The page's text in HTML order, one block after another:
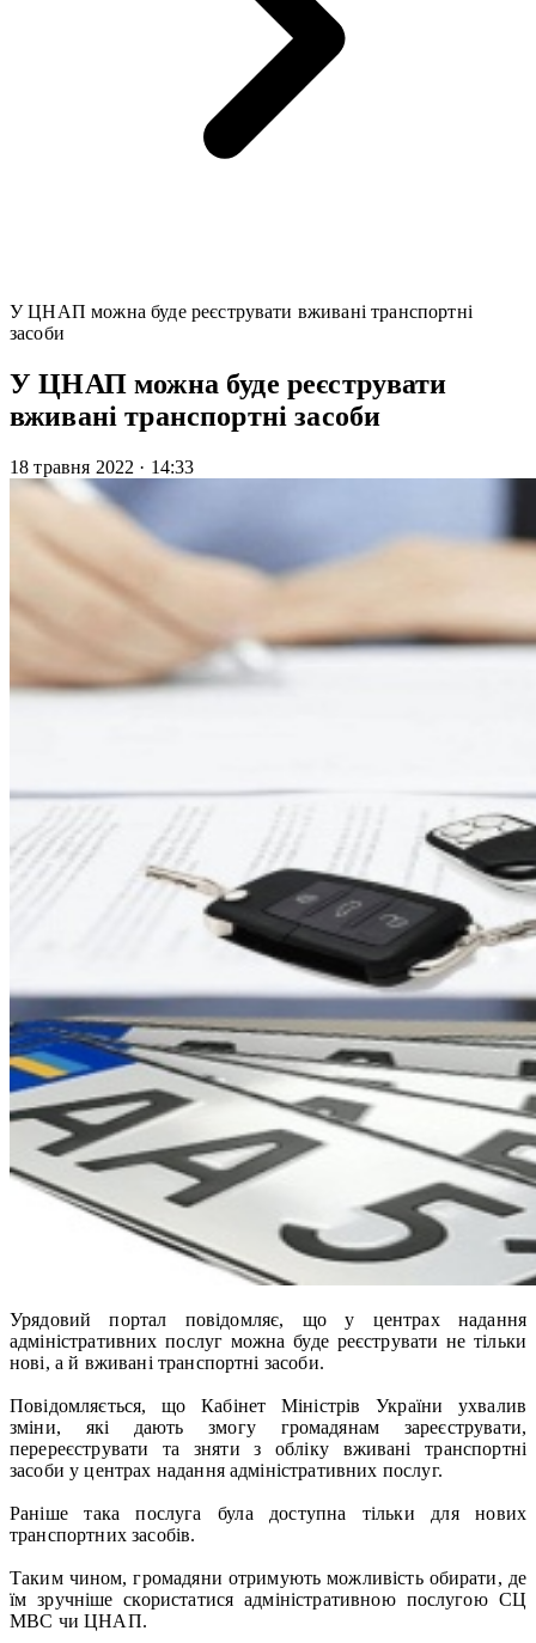
У ЦНАП можна буде реєструвати вживані транспортні
засоби
У ЦНАП можна буде реєструвати
вживані транспортні засоби
18 травня 2022 · 14:33
Урядовий портал повідомляє, що у центрах надання
адміністративних послуг можна буде реєструвати не тільки
нові, а й вживані транспортні засоби.
Повідомляється, що Кабінет Міністрів України ухвалив
зміни, які дають змогу громадянам зареєструвати,
перереєструвати та зняти з обліку вживані транспортні
засоби у центрах надання адміністративних послуг.
Раніше така послуга була доступна тільки для нових
транспортних засобів.
Таким чином, громадяни отримують можливість обирати, де
їм зручніше скористатися адміністративною послугою СЦ
МВС чи ЦНАП.